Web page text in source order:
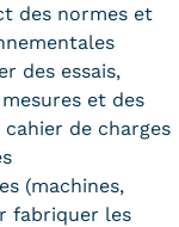
des normes et
des essais,
et des
de charges
(machines,
fabriquer les